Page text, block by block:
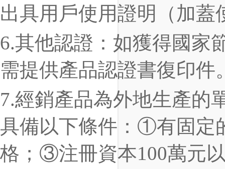
出具用戶使用證明（加蓋
6.其他認證：如獲得國家
需提供產品認證書復印件
7.經銷產品為外地生產的
具備以下條件： ①有固定
格；③注冊資本100萬元